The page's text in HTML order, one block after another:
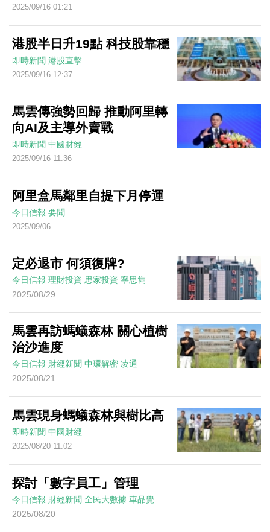
2025/09/16 01:21
港股半日升19點 科技股靠穩
即時新聞 港股直擊
2025/09/16 12:37
馬雲傳強勢回歸 推動阿里轉
向AI及主導外賣戰
即時新聞 中國財經
2025/09/16 11:36
阿里盒馬鄰里自提下月停運
今日信報 要聞
2025/09/06
定必退市 何須復牌?
今日信報 理財投資 思家投資 寧思雋
2025/08/29
馬雲再訪螞蟻森林 關心植樹
治沙進度
今日信報 財經新聞 中環解密 凌通
2025/08/21
馬雲現身螞蟻森林與樹比高
即時新聞 中國財經
2025/08/20 11:02
探討「數字員工」管理
今日信報 財經新聞 全民大數據 車品覺
2025/08/20